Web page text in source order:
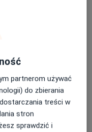
partnerom używać
do zbierania
treści w
stron
sprawdzić i